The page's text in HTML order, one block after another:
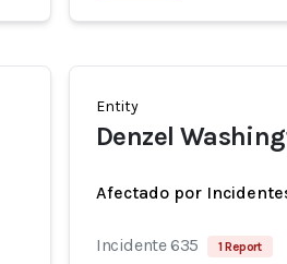
Entity
Denzel
Afectado por
Incidente 635 1 Report